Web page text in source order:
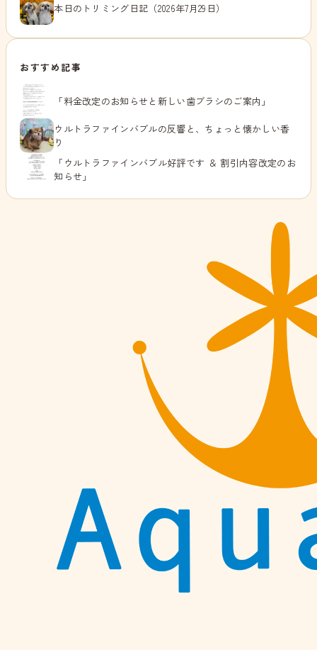
本日のトリミング日記（2026年7月29日）
おすすめ記事
「料金改定のお知らせと新しい歯ブラシのご案内」
ウルトラファインバブルの反響と、ちょっと懐かしい香
り
「ウルトラファインバブル好評です ＆ 割引内容改定のお
知らせ」